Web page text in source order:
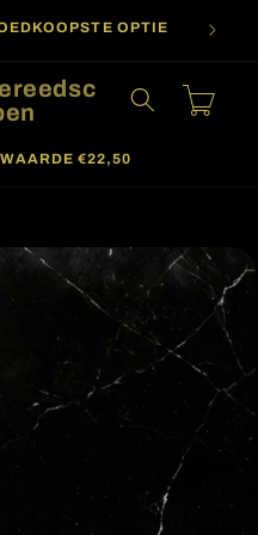
OPTIE
Winkelwagen
€22,50